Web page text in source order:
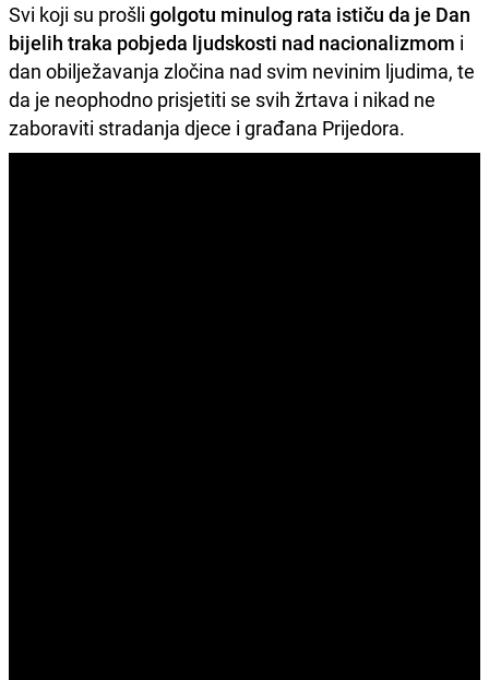
Svi koji su prošli golgotu minulog rata ističu da je Dan
bijelih traka pobjeda ljudskosti nad nacionalizmom i
dan obilježavanja zločina nad svim nevinim ljudima, te
da je neophodno prisjetiti se svih žrtava i nikad ne
zaboraviti stradanja djece i građana Prijedora.